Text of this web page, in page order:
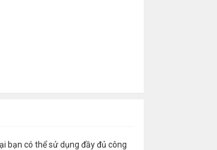
bạn có thể sử dụng đầy đủ công